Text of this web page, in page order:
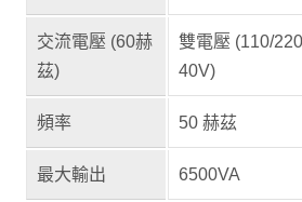
交流電壓 (60赫
茲)
雙電壓 (110/
40V)
頻率 50 赫茲
最大輸出 6500VA